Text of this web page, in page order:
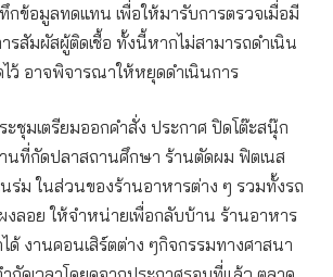
กข้อมูลทดแทน เพื่อให้มารับการตรวจเมื่อมี
รสัมผัสผู้ติดเชื้อ ทั้งนี้หากไม่สามารถดำเนิน
ว้ อาจพิจารณาให้หยุดดำเนินการ
ชุมเตรียมออกคำสั่ง ประกาศ ปิดโต๊ะสนุ๊ก
นที่กัดปลาสถานศึกษา ร้านตัดผม ฟิตเนส
ร่ม ในส่วนของร้านอาหารต่าง ๆ รวมทั้งรถ
งลอย ให้จำหน่ายเพื่อกลับบ้าน ร้านอาหาร
ด้ งานคอนเสิร์ตต่าง ๆกิจกรรมทางศาสนา